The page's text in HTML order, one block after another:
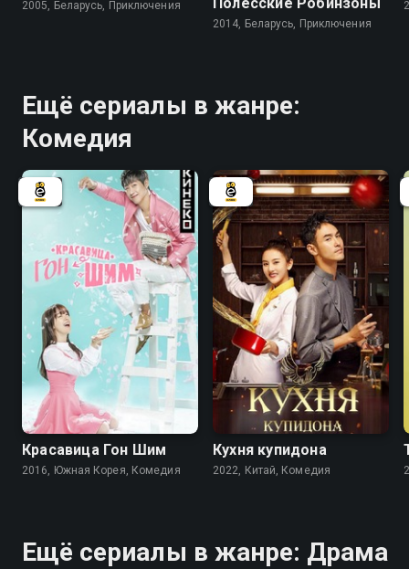
2005, Беларусь, Приключения
2014, Беларусь, Приключения
Ещё сериалы в жанре:
Комедия
7.7 7.3
Красавица Гон Шим
2016, Южная Корея, Комедия
8.2 7.5
Кухня купидона
2022, Китай, Комедия
Ещё сериалы в жанре: Драма